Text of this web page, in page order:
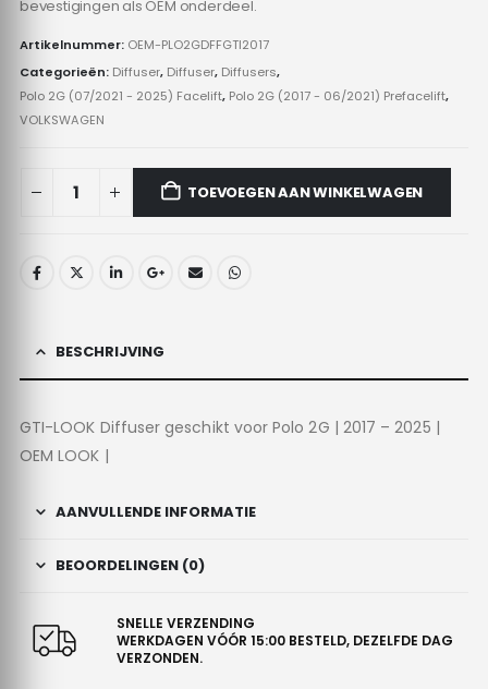
bevestigingen als OEM onderdeel.
Artikelnummer: OEM-PLO2GDFFGTI2017
Categorieën: Diffuser, Diffuser, Diffusers,
Polo 2G (07/2021 - 2025) Facelift, Polo 2G (2017 - 06/2021) Prefacelift,
VOLKSWAGEN
TOEVOEGEN AAN WINKELWAGEN
BESCHRIJVING
GTI-LOOK Diffuser geschikt voor Polo 2G | 2017 – 2025 |
OEM LOOK |
AANVULLENDE INFORMATIE
BEOORDELINGEN (0)
SNELLE VERZENDING
WERKDAGEN VÓÓR 15:00 BESTELD, DEZELFDE DAG
VERZONDEN.